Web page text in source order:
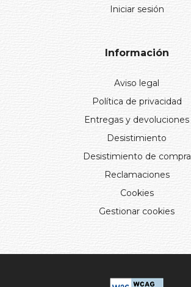
Iniciar sesión
Información
Aviso legal
Política de privacidad
Entregas y devoluciones
Desistimiento
Desistimiento de compra
Reclamaciones
Cookies
Gestionar cookies